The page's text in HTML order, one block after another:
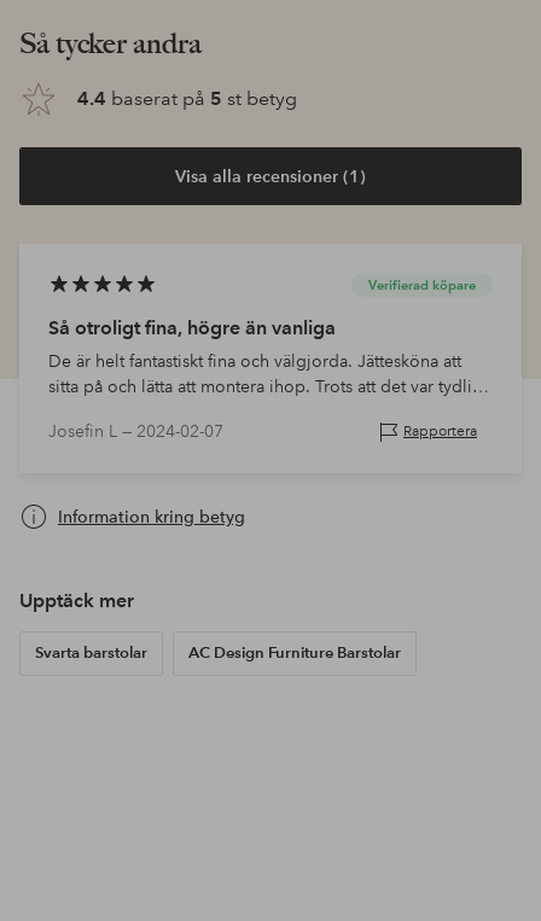
Så tycker andra
4.4 baserat på 5 st betyg
Visa alla recensioner (1)
Verifierad köpare
Så otroligt fina, högre än vanliga
De är helt fantastiskt fina och välgjorda. Jättesköna att
sitta på och lätta att montera ihop. Trots att det var tydligt
Josefin L — 2024-02-07 Rapportera
Information kring betyg
Upptäck mer
Svarta barstolar AC Design Furniture Barstolar